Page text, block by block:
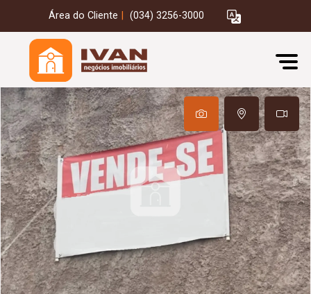
Área do Cliente (034) 3256-3000